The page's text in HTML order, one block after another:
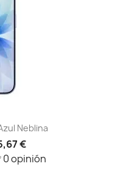
Neblina
€
0 opinión